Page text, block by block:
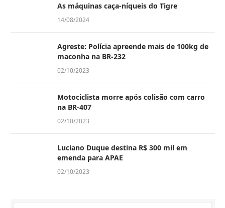
As máquinas caça-níqueis do Tigre
14/08/2024
Agreste: Polícia apreende mais de 100kg de
maconha na BR-232
02/10/2023
Motociclista morre após colisão com carro
na BR-407
02/10/2023
Luciano Duque destina R$ 300 mil em
emenda para APAE
02/10/2023